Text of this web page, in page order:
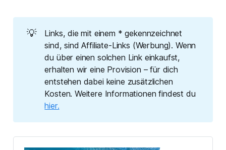
💡
Links, die mit einem * gekennzeichnet
sind, sind Affiliate-Links (Werbung). Wenn
du über einen solchen Link einkaufst,
erhalten wir eine Provision – für dich
entstehen dabei keine zusätzlichen
Kosten. Weitere Informationen findest du
hier.